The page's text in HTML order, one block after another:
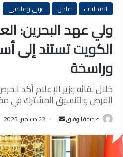
المحليات
عاجل عربي وعالمي
ولي عهد البحرين:
الكويت تستند إلى
وراسخة
خلال لقائه وزير الإعلام أكد
الفرص والتنسيق المشترك في
صحيفة الوفاق
أرسل
إلكترونيا
22 ديسمبر، 2025